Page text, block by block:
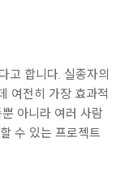
고 합니다. 실종자의
여전히 가장 효과적
아니라 여러 사람
수 있는 프로젝트